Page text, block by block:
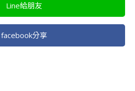
Line給朋友
facebook分享